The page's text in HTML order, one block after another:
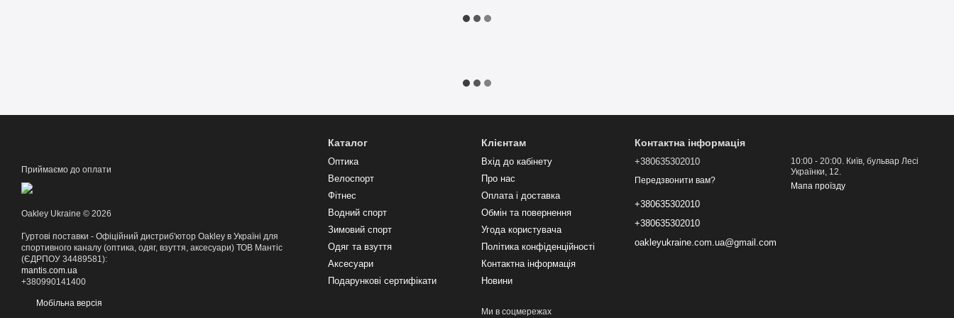
Приймаємо до оплати
Oakley Ukraine © 2026
Гуртові поставки - Офіційний дистриб'ютор Oakley в Україні для
спортивного каналу (оптика, одяг, взуття, аксесуари) ТОВ Мантіс
(ЄДРПОУ 34489581):
mantis.com.ua
+380990141400
Мобільна версія
Каталог
Оптика
Велоспорт
Фітнес
Водний спорт
Зимовий спорт
Одяг та взуття
Аксесуари
Подарункові сертифікати
Клієнтам
Вхід до кабінету
Про нас
Оплата і доставка
Обмін та повернення
Угода користувача
Політика конфіденційності
Контактна інформація
Новини
Ми в соцмережах
Контактна інформація
+380635302010
Передзвонити вам?
+380635302010
+380635302010
oakleyukraine.com.ua@gmail.com
10:00 - 20:00. Київ, бульвар Лесі
Українки, 12.
Мапа проїзду